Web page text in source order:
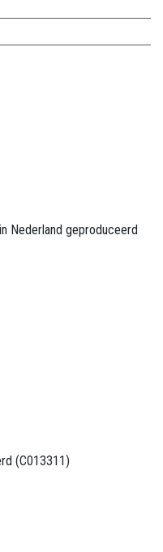
Nederland geproduceerd
(C013311)